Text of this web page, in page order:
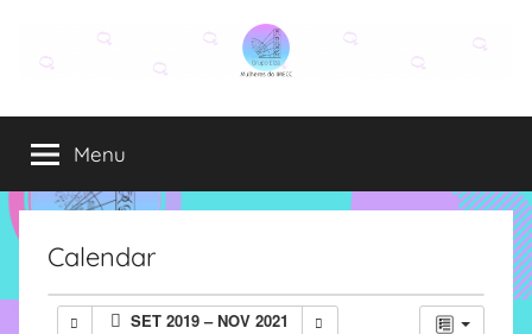
conteúdo
Grupo
Elza
Elza
é
formado
alunas,
funcionárias
Menu
Calendar
SET 2019 – NOV 2021